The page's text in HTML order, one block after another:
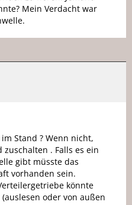
Mein Verdacht war
Stand ? Wenn nicht,
. Falls es ein
gibt müsste das
vorhanden sein.
könnte
oder von außen